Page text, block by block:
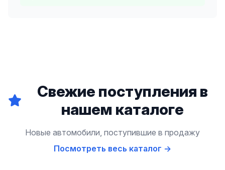
Свежие поступления в
нашем каталоге
Новые автомобили, поступившие в продажу
Посмотреть весь каталог →